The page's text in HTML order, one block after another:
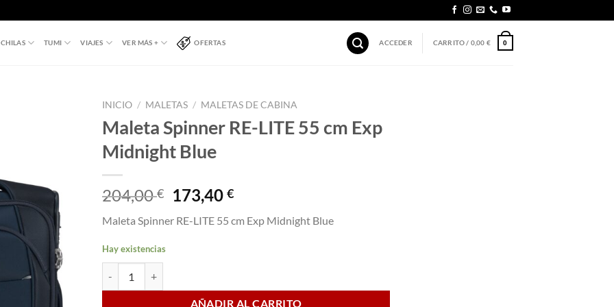
TUMI VIAJES VER MÁS + OFERTAS ACCEDER CARRITO / 0,00 € 0
INICIO / MALETAS / MALETAS DE CABINA
Maleta Spinner RE-LITE 55 cm Exp
Midnight Blue
204,00€
El
precio
original
173,40€El
actual
Maleta Spinner RE-LITE 55 cm Exp Midnight Blue
Hay existencias
AÑADIR AL CARRITO